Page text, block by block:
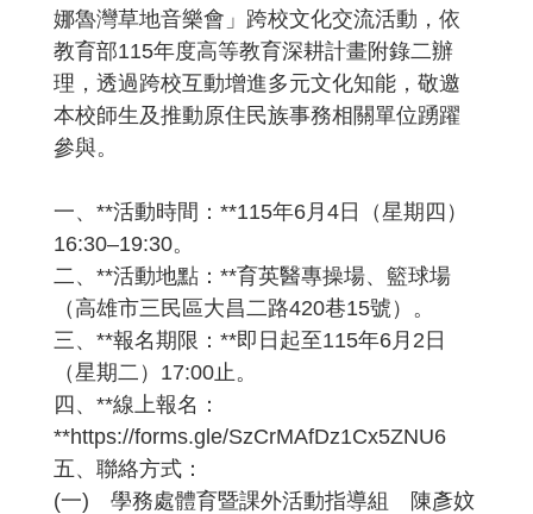
娜魯灣草地音樂會」跨校文化交流活動，依
教育部115年度高等教育深耕計畫附錄二辦
理，透過跨校互動增進多元文化知能，敬邀
本校師生及推動原住民族事務相關單位踴躍
參與。
一、**活動時間：**115年6月4日（星期四）
16:30–19:30。
二、**活動地點：**育英醫專操場、籃球場
（高雄市三民區大昌二路420巷15號）。
三、**報名期限：**即日起至115年6月2日
（星期二）17:00止。
四、**線上報名：
**https://forms.gle/SzCrMAfDz1Cx5ZNU6
五、聯絡方式：
(一) 學務處體育暨課外活動指導組 陳彥妏